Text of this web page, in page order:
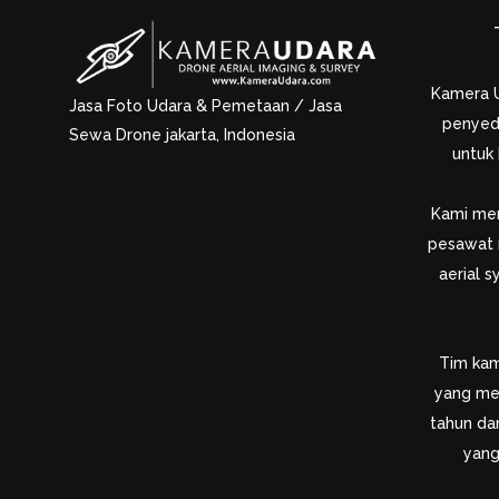
Jasa Foto Udara & Pemetaan / Jasa
Sewa Drone jakarta, Indonesia
Kamera
untuk
Kami
pesawat
aerial
Tim
yang
tahun